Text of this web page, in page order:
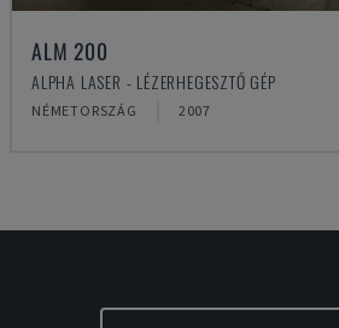
ALM 200
ALPHA LASER - LÉZERHEGESZTŐ GÉP
NÉMETORSZÁG 2007